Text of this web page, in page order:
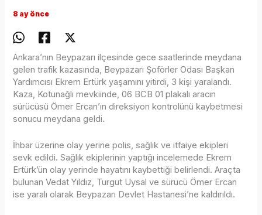
8 ay önce
Ankara’nın Beypazarı ilçesinde gece saatlerinde meydana
gelen trafik kazasında, Beypazarı Şoförler Odası Başkan
Yardımcısı Ekrem Ertürk yaşamını yitirdi, 3 kişi yaralandı.
Kaza, Kotunağlı mevkiinde, 06 BCB 01 plakalı aracın
sürücüsü Ömer Ercan’ın direksiyon kontrolünü kaybetmesi
sonucu meydana geldi.
İhbar üzerine olay yerine polis, sağlık ve itfaiye ekipleri
sevk edildi. Sağlık ekiplerinin yaptığı incelemede Ekrem
Ertürk’ün olay yerinde hayatını kaybettiği belirlendi. Araçta
bulunan Vedat Yıldız, Turgut Uysal ve sürücü Ömer Ercan
ise yaralı olarak Beypazarı Devlet Hastanesi’ne kaldırıldı.